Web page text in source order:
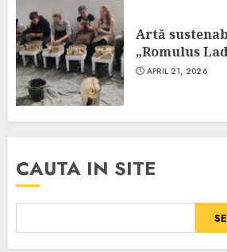
Artă
„Romulus
APRIL 21, 2026
CAUTA IN SITE